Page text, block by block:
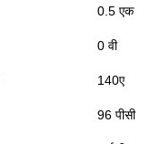
0.5 एक
0 वी
140ए
96 पीसी